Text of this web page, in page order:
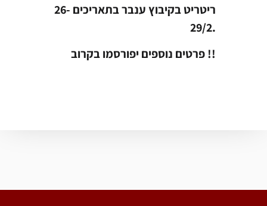
ריטריט בקיבוץ ענבר בתאריכים 26-
29/2.
פרטים נוספים יפורסמו בקרוב !!